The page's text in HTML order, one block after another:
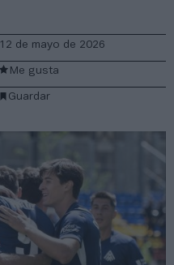
12 de mayo de 2026
Guardar
Me gusta